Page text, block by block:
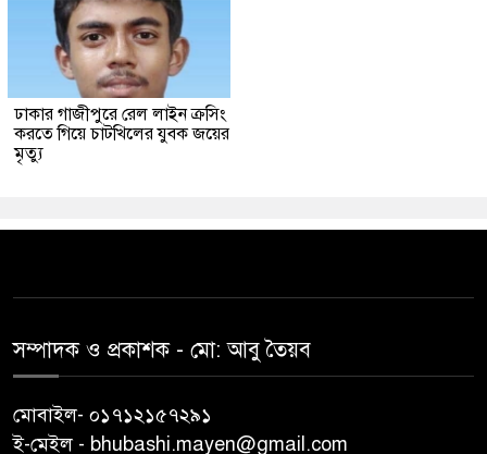
ঢাকার গাজীপুরে রেল লাইন ক্রসিং
করতে গিয়ে চাটখিলের যুবক জয়ের
মৃত্যু
সম্পাদক ও প্রকাশক -‌ মো: আবু‌ তৈয়ব
মোবাইল- ০১৭১২১৫৭২৯১
ই-মেইল - bhubashi.mayen@gmail.com